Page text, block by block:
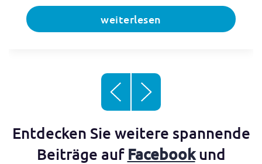
weiterlesen
Entdecken Sie weitere spannende
Beiträge auf Facebookund